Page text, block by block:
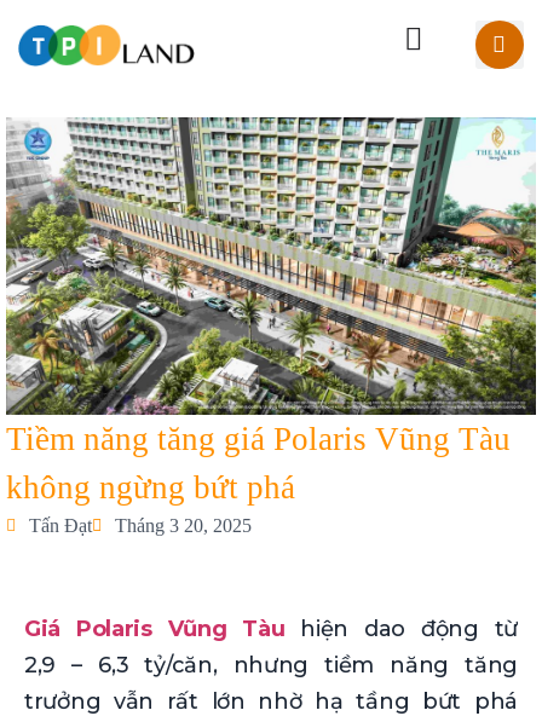
Tiềm năng tăng giá Polaris Vũng Tàu
không ngừng bứt phá
Tấn Đạt Tháng 3 20, 2025
Giá Polaris Vũng Tàu hiện dao động từ
2,9 – 6,3 tỷ/căn, nhưng tiềm năng tăng
trưởng vẫn rất lớn nhờ hạ tầng bứt phá